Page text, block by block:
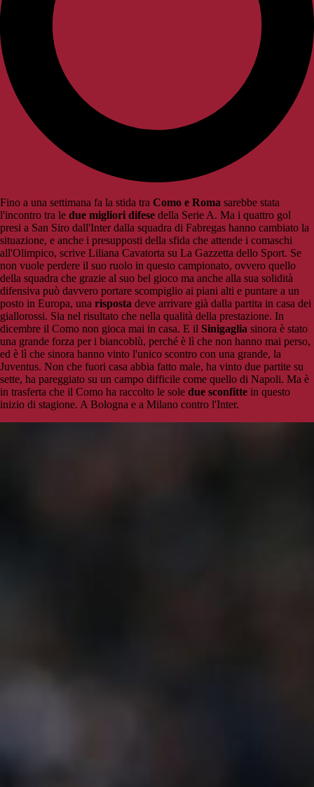
Fino a una settimana fa la stida tra Como e Roma sarebbe stata
l'incontro tra le due migliori difese della Serie A. Ma i quattro gol
presi a San Siro dall'Inter dalla squadra di Fabregas hanno cambiato la
situazione, e anche i presupposti della sfida che attende i comaschi
all'Olimpico, scrive Liliana Cavatorta su La Gazzetta dello Sport. Se
non vuole perdere il suo ruolo in questo campionato, ovvero quello
della squadra che grazie al suo bel gioco ma anche alla sua solidità
difensiva può davvero portare scompiglio ai piani alti e puntare a un
posto in Europa, una risposta deve arrivare già dalla partita in casa dei
giallorossi. Sia nel risultato che nella qualità della prestazione. In
dicembre il Como non gioca mai in casa. E il Sinigaglia sinora è stato
una grande forza per i biancoblù, perché è lì che non hanno mai perso,
ed è lì che sinora hanno vinto l'unico scontro con una grande, la
Juventus. Non che fuori casa abbia fatto male, ha vinto due partite su
sette, ha pareggiato su un campo difficile come quello di Napoli. Ma è
in trasferta che il Como ha raccolto le sole due sconfitte in questo
inizio di stagione. A Bologna e a Milano contro l'Inter.